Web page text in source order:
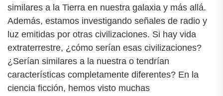
similares a la Tierra en nuestra galaxia y más allá.
Además, estamos investigando señales de radio y
luz emitidas por otras civilizaciones. Si hay vida
extraterrestre, ¿cómo serían esas civilizaciones?
¿Serían similares a la nuestra o tendrían
características completamente diferentes? En la
ciencia ficción, hemos visto muchas